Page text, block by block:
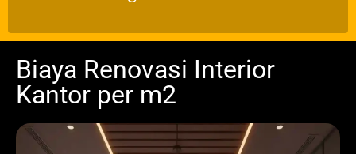
Biaya Renovasi Interior
Kantor per m2